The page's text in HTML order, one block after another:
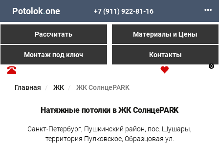
Potolok.one +7 (911) 922-81-16
Рассчитать Материалы и Цены
Монтаж под ключ Контакты
0
Главная ЖК ЖК СолнцеPARK
Натяжные потолки в ЖК СолнцеPARK
Санкт-Петербург, Пушкинский район, пос. Шушары,
территория Пулковское, Образцовая ул.